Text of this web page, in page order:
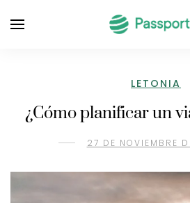
LETONIA
¿Cómo planificar un
27 DE NOVIEMBRE